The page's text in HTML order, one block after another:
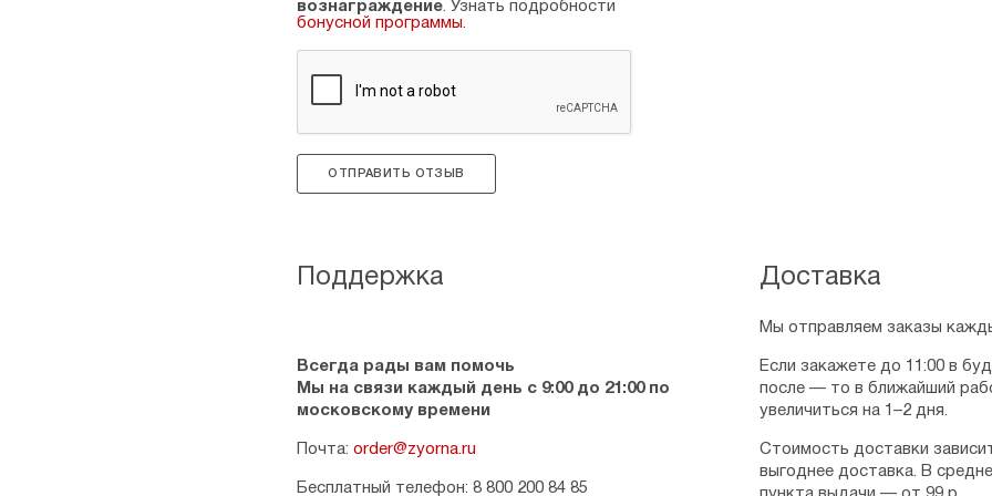
В 1920 году хиртонисан во
в 1934 году — Жичским.
он прозревает и горести
и монастыри. Одной из
восстановление Жичского
держат поначалу в
с патриархом Гавриилом.
вознаграждение. Узнать подробности
бонусной программы.
ОТПРАВИТЬ ОТЗЫВ
Поддержка
Всегда рады вам помочь
Мы на связи каждый день с 9:00 до 21:00 по
московскому времени
Почта: order@zyorna.ru
Бесплатный телефон: 8 800 200 84 85
Доставка
Мы отправляем заказы
Если закажете до 11:00 в
после — то в ближайший
увеличиться на 1–2 дня.
Стоимость доставки
выгоднее доставка. В